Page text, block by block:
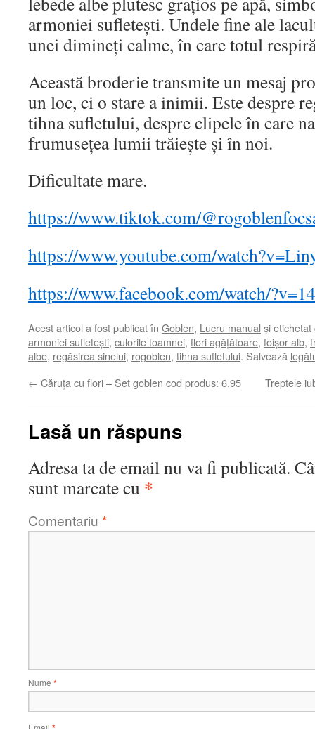
armoniei sufletești. Undele fine ale
unei dimineți calme, în care totul
Această broderie transmite un mesaj
un loc, ci o stare a inimii. Este despre
tihna sufletului, despre clipele în care
frumusețea lumii trăiește și în noi.
Dificultate mare.
https://www.tiktok.com/
https://www.youtube.com/
https://www.facebook.com/watch/
Acest articol a fost publicat în Goblen, Lucru manual și
armoniei sufletești, culorile toamnei, flori agățătoare, foișor alb,
albe, regăsirea sinelui, rogoblen, tihna sufletului. Salvează
← Căruța cu flori – Set goblen cod produs: 6.95 Treptele
Lasă un răspuns
Adresa ta de email nu va fi publicată.
sunt marcate cu *
Comentariu *
Nume *